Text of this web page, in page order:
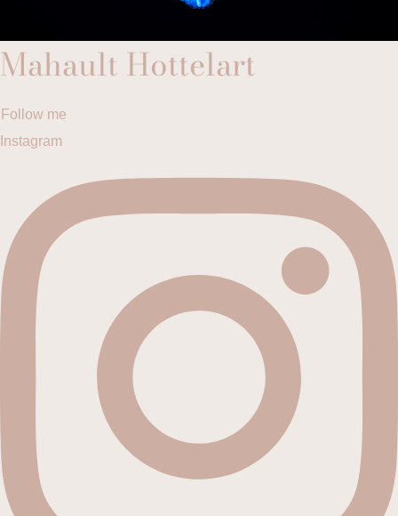
Mahault Hottelart
Follow me
Instagram